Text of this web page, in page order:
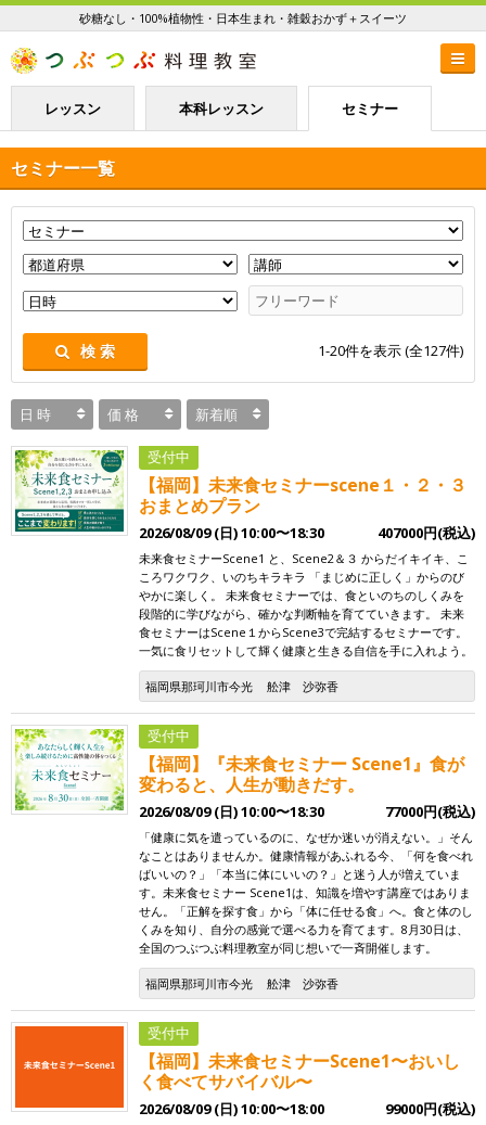
砂糖なし・100%植物性・日本生まれ・雑穀おかず＋スイーツ
レッスン 本科レッスン セミナー
セミナー一覧
検 索 1-20件を表示 (全127件)
日 時 価 格 新着順
受付中
【福岡】未来食セミナーscene１・２・３
おまとめプラン
2026/08/09 (日) 10:00〜18:30 407000円(税込)
未来食セミナーScene1 と、Scene2＆３ からだイキイキ、こ
ころワクワク、いのちキラキラ 「まじめに正しく」からのび
やかに楽しく。 未来食セミナーでは、食といのちのしくみを
段階的に学びながら、確かな判断軸を育てていきます。 未来
食セミナーはScene１からScene3で完結するセミナーです。
一気に食リセットして輝く健康と生きる自信を手に入れよう。
福岡県那珂川市今光 舩津 沙弥香
受付中
【福岡】『未来食セミナー Scene1』食が
変わると、人生が動きだす。
2026/08/09 (日) 10:00〜18:30 77000円(税込)
「健康に気を遣っているのに、なぜか迷いが消えない。」そん
なことはありませんか。健康情報があふれる今、「何を食べれ
ばいいの？」「本当に体にいいの？」と迷う人が増えていま
す。未来食セミナー Scene1は、知識を増やす講座ではありま
せん。「正解を探す食」から「体に任せる食」へ。食と体のし
くみを知り、自分の感覚で選べる力を育てます。8月30日は、
全国のつぶつぶ料理教室が同じ想いで一斉開催します。
福岡県那珂川市今光 舩津 沙弥香
受付中
【福岡】未来食セミナーScene1〜おいし
く食べてサバイバル〜
2026/08/09 (日) 10:00〜18:00 99000円(税込)